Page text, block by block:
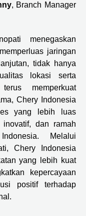
, Branch Manager
menegaskan
jaringan
tidak hanya
lokasi serta
memperkuat
Chery Indonesia
yang lebih luas
dan ramah
Melalui
Chery Indonesia
yang lebih kuat
kepercayaan
positif terhadap